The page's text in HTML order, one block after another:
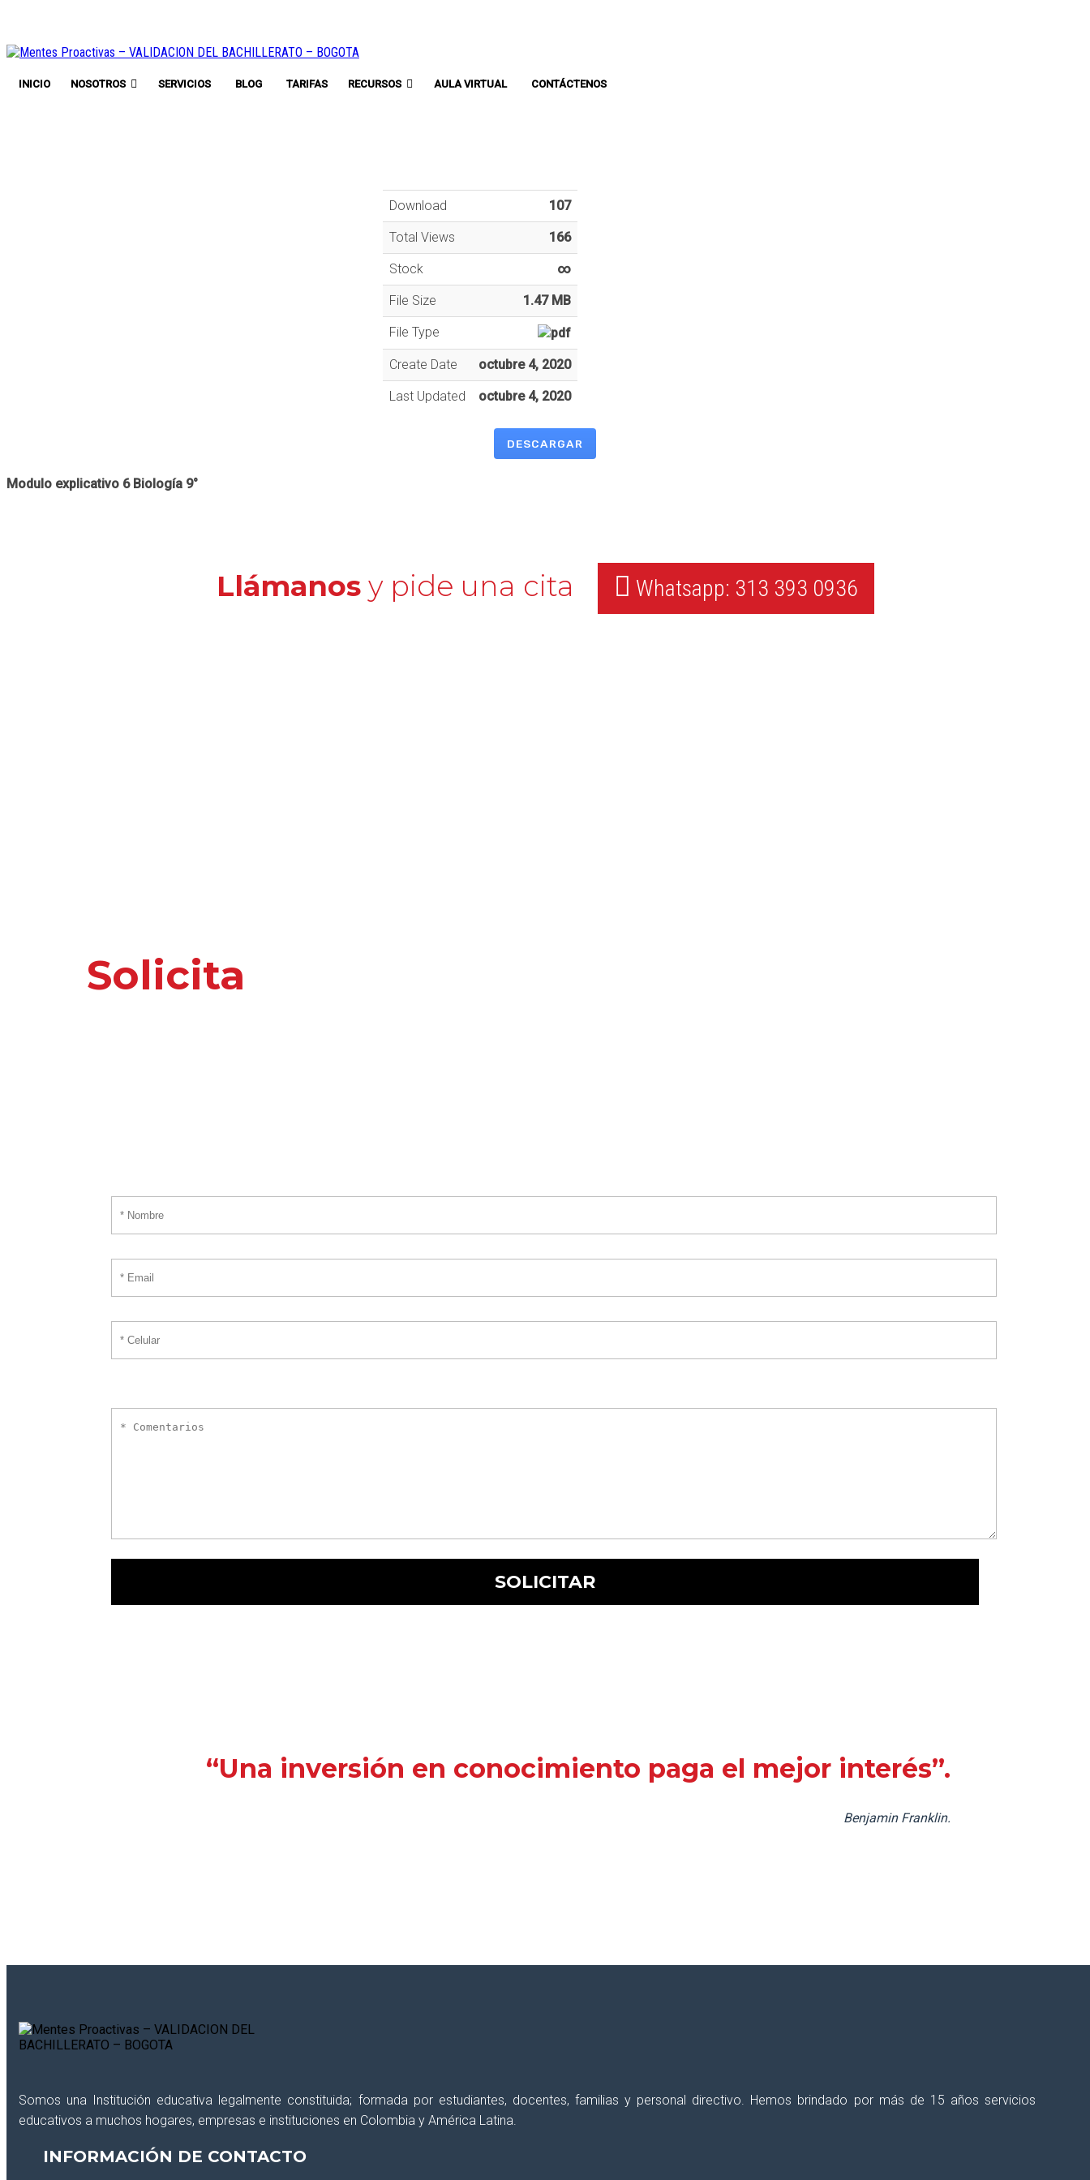
INICIO NOSOTROS SERVICIOS BLOG TARIFAS RECURSOS AULA VIRTUAL CONTÁCTENOS
Download 107
Total Views 166
Stock ∞
File Size 1.47 MB
File Type
Create Date octubre 4, 2020
Last Updated octubre 4, 2020
DESCARGAR
Modulo explicativo 6 Biología 9°
Llámanosy pide una cita Whatsapp: 313 393 0936
Solicita
“Una inversión en conocimiento paga el mejor interés”.
Benjamin Franklin.
Somos una Institución educativa legalmente constituida; formada por estudiantes, docentes, familias y personal directivo. Hemos brindado por más de 15 años servicios
educativos a muchos hogares, empresas e instituciones en Colombia y América Latina.
INFORMACIÓN DE CONTACTO